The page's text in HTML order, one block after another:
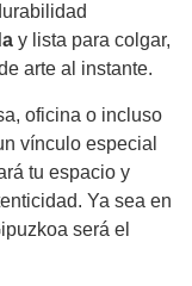
y lista para colgar,
arte al instante.
oficina o incluso
vínculo especial
tu espacio y
Ya sea en
será el